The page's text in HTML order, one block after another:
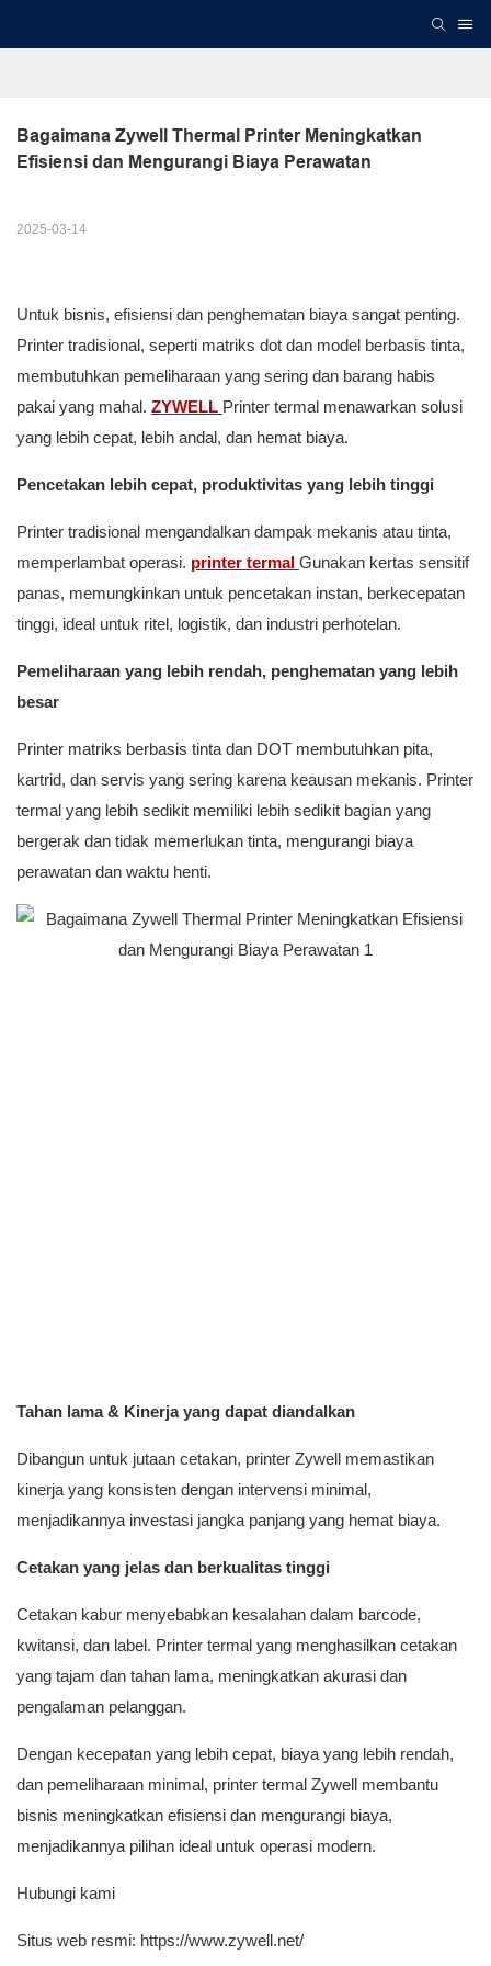
Bagaimana Zywell Thermal Printer Meningkatkan
Efisiensi dan Mengurangi Biaya Perawatan
2025-03-14
Untuk bisnis, efisiensi dan penghematan biaya sangat penting.
Printer tradisional, seperti matriks dot dan model berbasis tinta,
membutuhkan pemeliharaan yang sering dan barang habis
pakai yang mahal. ZYWELL Printer termal menawarkan solusi
yang lebih cepat, lebih andal, dan hemat biaya.
Pencetakan lebih cepat, produktivitas yang lebih tinggi
Printer tradisional mengandalkan dampak mekanis atau tinta,
memperlambat operasi. printer termal Gunakan kertas sensitif
panas, memungkinkan untuk pencetakan instan, berkecepatan
tinggi, ideal untuk ritel, logistik, dan industri perhotelan.
Pemeliharaan yang lebih rendah, penghematan yang lebih
besar
Printer matriks berbasis tinta dan DOT membutuhkan pita,
kartrid, dan servis yang sering karena keausan mekanis. Printer
termal yang lebih sedikit memiliki lebih sedikit bagian yang
bergerak dan tidak memerlukan tinta, mengurangi biaya
perawatan dan waktu henti.
Tahan lama & Kinerja yang dapat diandalkan
Dibangun untuk jutaan cetakan, printer Zywell memastikan
kinerja yang konsisten dengan intervensi minimal,
menjadikannya investasi jangka panjang yang hemat biaya.
Cetakan yang jelas dan berkualitas tinggi
Cetakan kabur menyebabkan kesalahan dalam barcode,
kwitansi, dan label. Printer termal yang menghasilkan cetakan
yang tajam dan tahan lama, meningkatkan akurasi dan
pengalaman pelanggan.
Dengan kecepatan yang lebih cepat, biaya yang lebih rendah,
dan pemeliharaan minimal, printer termal Zywell membantu
bisnis meningkatkan efisiensi dan mengurangi biaya,
menjadikannya pilihan ideal untuk operasi modern.
Hubungi kami
Situs web resmi: https://www.zywell.net/